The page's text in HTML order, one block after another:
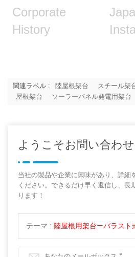
Corporate
History
関連ラベル : 陸屋根架台 スチール架
屋根架台
ソーラーパネル発電用架台
ようこそお問い合わせ
当社の製品や企業に興味があり、詳細
ください。できるだけ早く返信し、長
ります！
テーマ : 陸屋根用架台—バラスト